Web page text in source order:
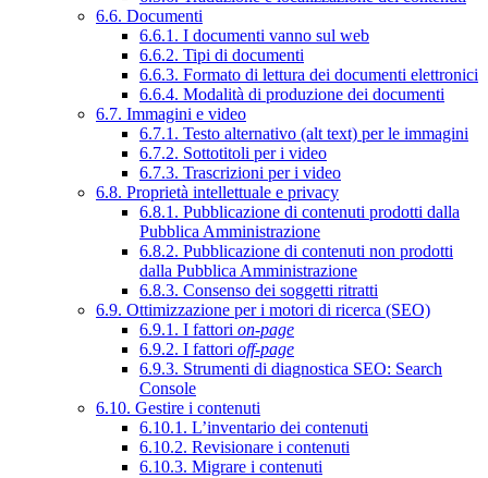
6.6. Documenti
6.6.1. I documenti vanno sul web
6.6.2. Tipi di documenti
6.6.3. Formato di lettura dei documenti elettronici
6.6.4. Modalità di produzione dei documenti
6.7. Immagini e video
6.7.1. Testo alternativo (alt text) per le immagini
6.7.2. Sottotitoli per i video
6.7.3. Trascrizioni per i video
6.8. Proprietà intellettuale e privacy
6.8.1. Pubblicazione di contenuti prodotti dalla
Pubblica Amministrazione
6.8.2. Pubblicazione di contenuti non prodotti
dalla Pubblica Amministrazione
6.8.3. Consenso dei soggetti ritratti
6.9. Ottimizzazione per i motori di ricerca (SEO)
6.9.1. I fattori on-page
6.9.2. I fattori off-page
6.9.3. Strumenti di diagnostica SEO: Search
Console
6.10. Gestire i contenuti
6.10.1. L’inventario dei contenuti
6.10.2. Revisionare i contenuti
6.10.3. Migrare i contenuti